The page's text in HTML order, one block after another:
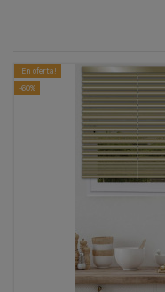
¡En oferta!
-60%